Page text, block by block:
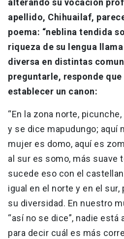
alterando su vocación
apellido, Chihuailaf,
poema: “neblina tendida
riqueza de su lengua
diversa en distintas
preguntarle, responde que
establecer un canon:
“En la zona norte,
y se dice mapudungo; aquí
mujer es domo, aquí es
al sur es somo, más suave
sucede eso con el
igual en el norte y en el
su diversidad. En nuestro
“así no se dice”, nadie está
para decir cuál es más